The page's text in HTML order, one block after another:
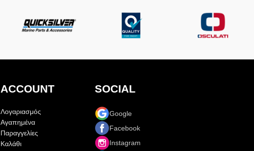
ACCOUNT
Λογαριασμός
Αγαπημένα
Παραγγελίες
Καλάθι
SOCIAL
Google
Facebook
Instagram